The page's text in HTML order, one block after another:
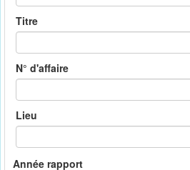
Titre
N° d'affaire
Lieu